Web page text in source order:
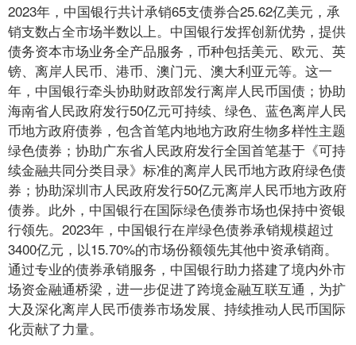
2023年，中国银行共计承销65支债券合25.62亿美元，承
销支数占全市场半数以上。中国银行发挥创新优势，提供
债务资本市场业务全产品服务，币种包括美元、欧元、英
镑、离岸人民币、港币、澳门元、澳大利亚元等。这一
年，中国银行牵头协助财政部发行离岸人民币国债；协助
海南省人民政府发行50亿元可持续、绿色、蓝色离岸人民
币地方政府债券，包含首笔内地地方政府生物多样性主题
绿色债券；协助广东省人民政府发行全国首笔基于《可持
续金融共同分类目录》标准的离岸人民币地方政府绿色债
券；协助深圳市人民政府发行50亿元离岸人民币地方政府
债券。此外，中国银行在国际绿色债券市场也保持中资银
行领先。2023年，中国银行在岸绿色债券承销规模超过
3400亿元，以15.70%的市场份额领先其他中资承销商。
通过专业的债券承销服务，中国银行助力搭建了境内外市
场资金融通桥梁，进一步促进了跨境金融互联互通，为扩
大及深化离岸人民币债券市场发展、持续推动人民币国际
化贡献了力量。